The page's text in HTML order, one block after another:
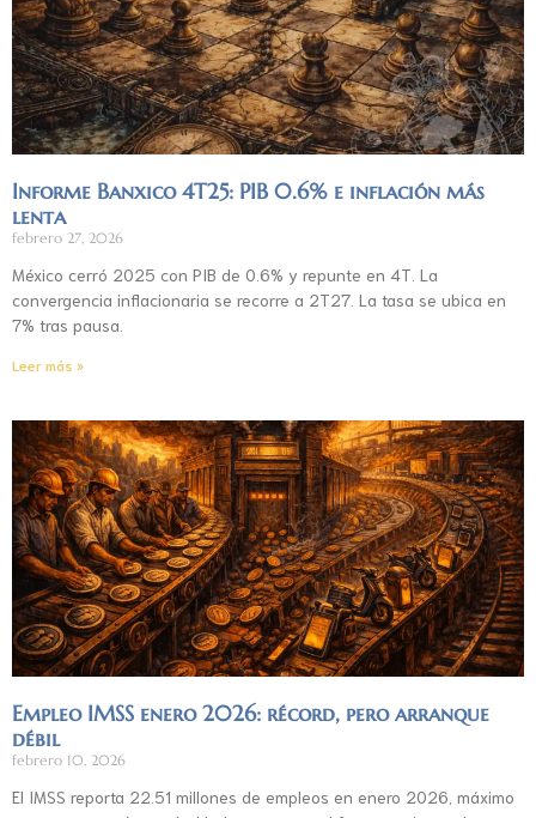
Informe Banxico 4T25: PIB 0.6% e inflación más
lenta
febrero 27, 2026
México cerró 2025 con PIB de 0.6% y repunte en 4T. La
convergencia inflacionaria se recorre a 2T27. La tasa se ubica en
7% tras pausa.
Leer más »
Empleo IMSS enero 2026: récord, pero arranque
débil
febrero 10, 2026
El IMSS reporta 22.51 millones de empleos en enero 2026, máximo